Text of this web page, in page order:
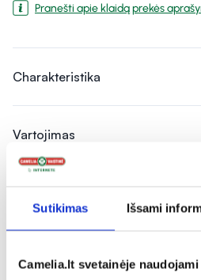
Sutikimas Išsami
Camelia.lt svetainėje
Pranešti apie klaidą prekės
Charakteristika
Vartojimas